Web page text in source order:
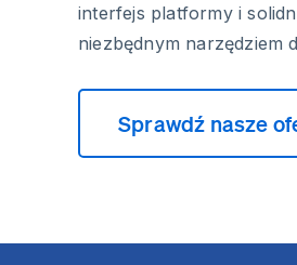
interfejs platformy i
niezbędnym narzędziem
Sprawdź nasze